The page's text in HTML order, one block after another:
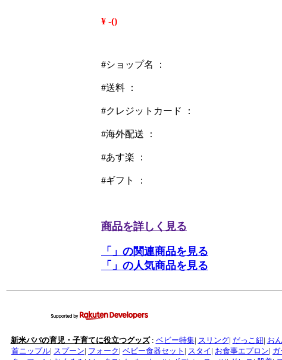
¥ -()
#ショップ名 ：
#送料 ：
#クレジットカード ：
#海外配送 ：
#あす楽 ：
#ギフト ：
商品を詳しく見る
「」の関連商品を見る
「」の人気商品を見る
新米パパの育児・子育てに役立つグッズ: ベビー特集| スリング| だっこ紐| お
首ニップル| スプーン| フォーク | ベビー食器セット | スタイ | お食事エプロン|